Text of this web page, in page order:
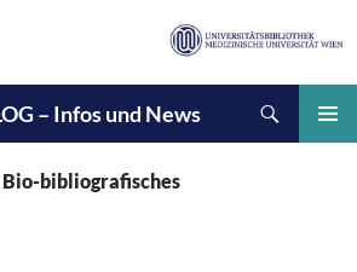
– Infos und News
bibliografisches